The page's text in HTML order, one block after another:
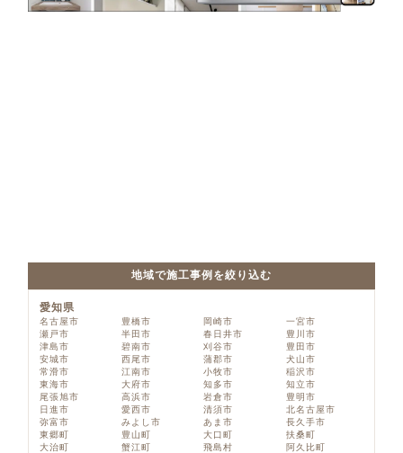
地域で施工事例を絞り込む
愛知県
名古屋市 豊橋市 岡崎市
一宮市
瀬戸市
半田市 春日井市
豊川市
津島市
碧南市 刈谷市
豊田市
安城市
西尾市 蒲郡市
犬山市
常滑市
江南市 小牧市
稲沢市
東海市
大府市 知多市
知立市
尾張旭市
高浜市 岩倉市
豊明市
日進市
愛西市 清須市
北名古屋市
弥富市
みよし市 あま市
長久手市
東郷町
豊山町 大口町
扶桑町
大治町
蟹江町 飛島村
阿久比町